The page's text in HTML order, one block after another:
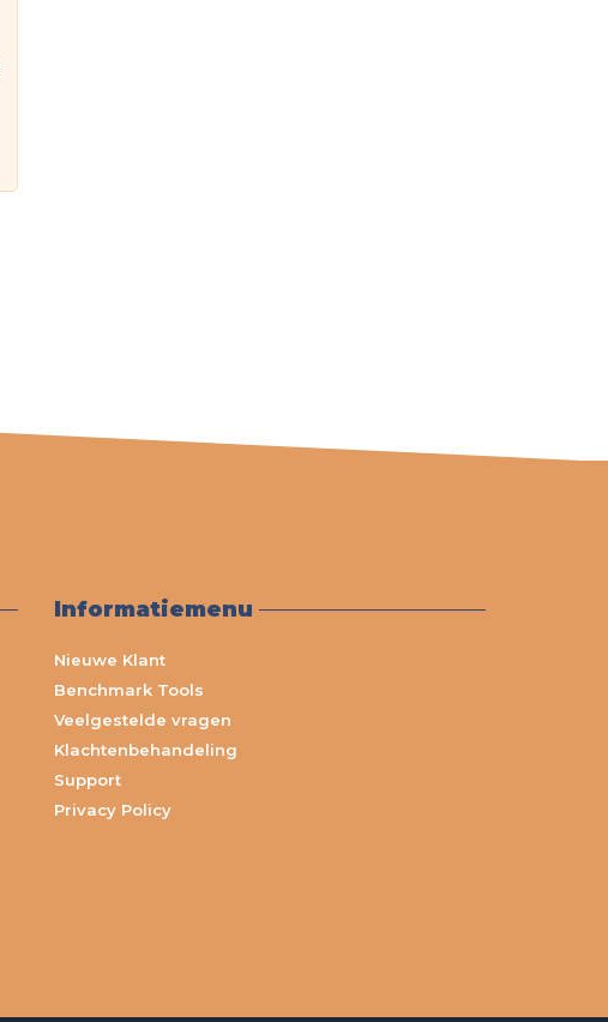
Informatiemenu
Nieuwe Klant
Benchmark Tools
Veelgestelde vragen
Klachtenbehandeling
Support
Privacy Policy